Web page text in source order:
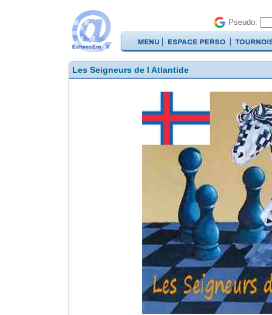
Pseudo:
Les Seigneurs de l Atlantide